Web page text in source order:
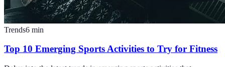
Trends6 min
Top 10 Emerging Sports Activities to Try for Fitness